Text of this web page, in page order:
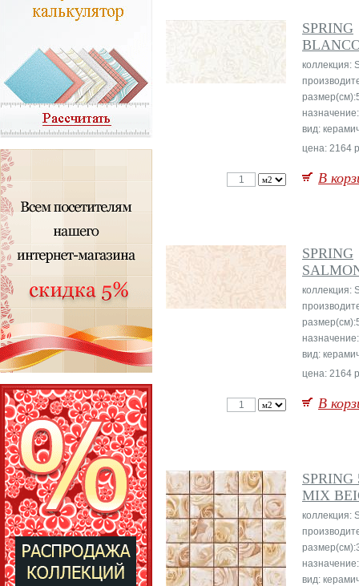
SPRING
коллекция:
вид:
цена: 2164
В
SPRING
коллекция:
вид:
цена: 2164
В
SPRING
MIX
коллекция:
вид: